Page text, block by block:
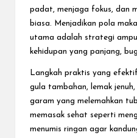
padat, menjaga fokus, dan
biasa. Menjadikan pola
utama adalah strategi
kehidupan yang panjang,
Langkah praktis yang
gula tambahan, lemak jenuh,
garam yang melemahkan
memasak sehat seperti
menumis ringan agar